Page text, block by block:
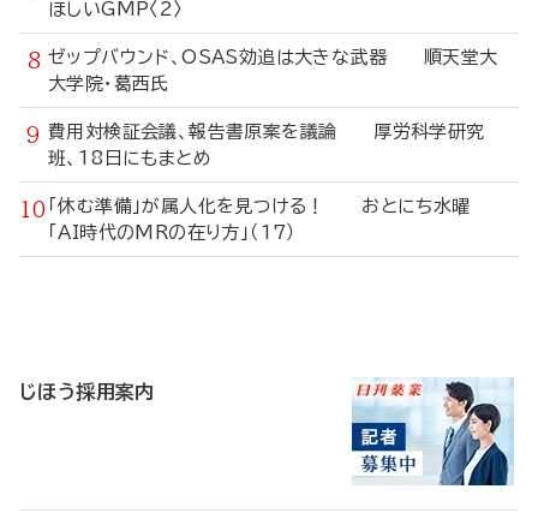
ほしいGMP〈2〉
ゼップバウンド、OSAS効追は大きな武器 順天堂大
大学院・葛西氏
費用対検証会議、報告書原案を議論 厚労科学研究
班、18日にもまとめ
「休む準備」が属人化を見つける！ おとにち水曜
「AI時代のMRの在り方」（17）
じほう採用案内